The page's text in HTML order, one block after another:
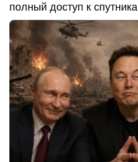
полный доступ к